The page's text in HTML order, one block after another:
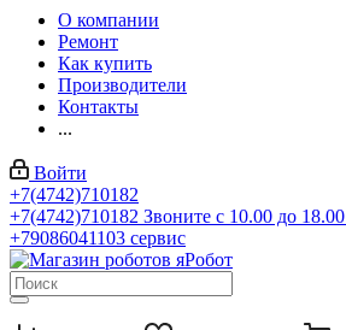
О компании
Ремонт
Как купить
Производители
Контакты
...
Войти
+7(4742)710182
+7(4742)710182 Звоните с 10.00 до
+79086041103 сервис